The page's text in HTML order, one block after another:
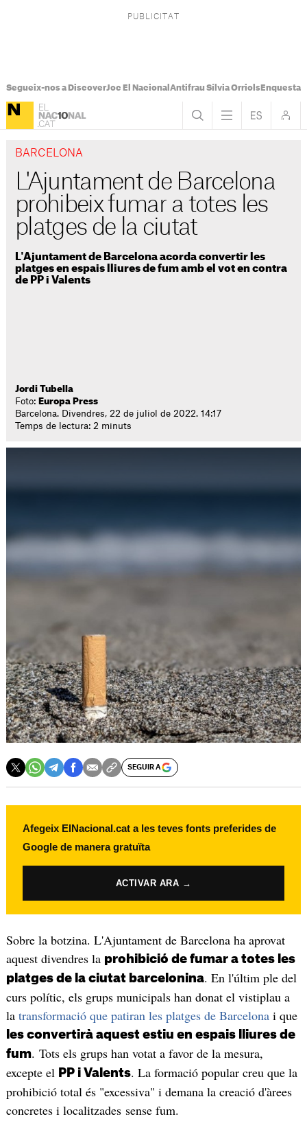
Segueix-nos a DiscoverJoc El Nacional Antifrau Sílvia OrriolsEnquesta
BARCELONA
L'Ajuntament de Barcelona
prohibeix fumar a totes les
platges de la ciutat
L'Ajuntament de Barcelona acorda convertir les
platges en espais lliures de fum amb el vot en contra
de PP i Valents
Jordi Tubella
Foto: Europa Press
Barcelona. Divendres, 22 de juliol de 2022. 14:17
Temps de lectura: 2 minuts
SEGUIR A
Afegeix ElNacional.cat a les teves fonts preferides de
Google de manera gratuïta
ACTIVAR ARA →
Sobre la botzina. L'Ajuntament de Barcelona ha aprovat
aquest divendres la prohibició de fumar a totes les
platges de la ciutat barcelonina. En l'últim ple del
curs polític, els grups municipals han donat el vistiplau a
la transformació que patiran les platges de Barcelonai que
les convertirà aquest estiu en espais lliures de
fum. Tots els grups han votat a favor de la mesura,
excepte el PP i Valents. La formació popular creu que la
prohibició total és "excessiva" i demana la creació d'àrees
concretes i localitzades sense fum.